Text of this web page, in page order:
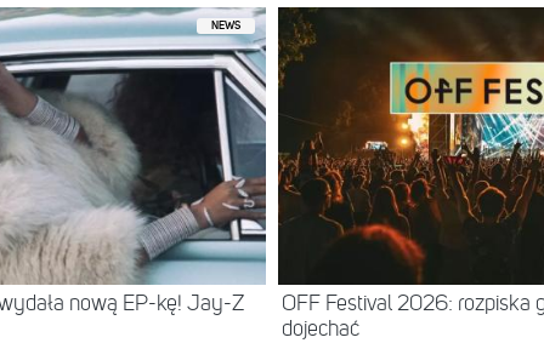
NEWS
nową EP-kę! Jay-Z
OFF Festival 2026: rozpiska
dojechać